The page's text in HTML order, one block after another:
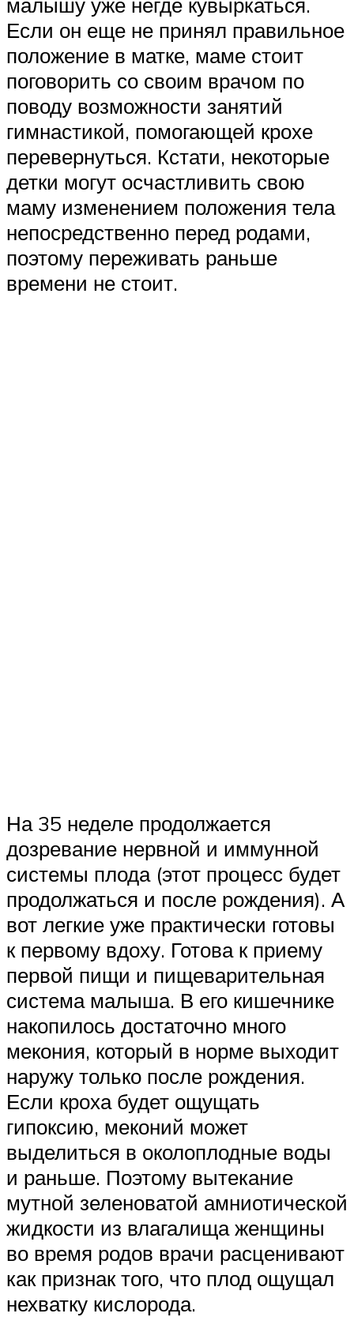
Если он еще не принял правильное
положение в матке, маме стоит
поговорить со своим врачом по
поводу возможности занятий
гимнастикой, помогающей крохе
перевернуться. Кстати, некоторые
детки могут осчастливить свою
маму изменением положения тела
непосредственно перед родами,
поэтому переживать раньше
времени не стоит.
На 35 неделе продолжается
дозревание нервной и иммунной
системы плода (этот процесс будет
продолжаться и после рождения). А
вот легкие уже практически готовы
к первому вдоху. Готова к приему
первой пищи и пищеварительная
система малыша. В его кишечнике
накопилось достаточно много
мекония, который в норме выходит
наружу только после рождения.
Если кроха будет ощущать
гипоксию, меконий может
выделиться в околоплодные воды
и раньше. Поэтому вытекание
мутной зеленоватой амниотической
жидкости из влагалища женщины
во время родов врачи расценивают
как признак того, что плод ощущал
нехватку кислорода.